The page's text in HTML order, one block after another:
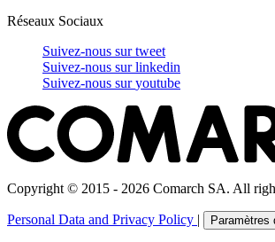
Réseaux Sociaux
Suivez-nous surtweet
Suivez-nous surlinkedin
Suivez-nous suryoutube
Copyright © 2015 - 2026 Comarch SA. All
Personal Data and Privacy Policy | Paramètres